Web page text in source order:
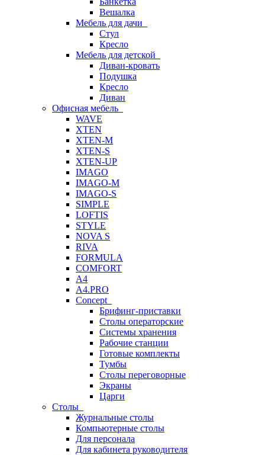
Вешалка
Мебель для дачи
Стул
Кресло
Мебель для детской
Диван-кровать
Подушка
Кресло
Диван
Офисная мебель
WAVE
XTEN
XTEN-M
XTEN-S
XTEN-UP
IMAGO
IMAGO-M
IMAGO-S
SIMPLE
LOFTIS
STYLE
NOVA S
RIVA
FORMULA
COMFORT
A4
A4.PRO
Concept
Брифинг-приставки
Столы операторские
Системы хранения
Рабочие станции
Готовые комплекты
Тумбы
Столы переговорные
Экраны
Царги
Столы
Журнальные столы
Компьютерные столы
Для персонала
Для кабинета руководителя